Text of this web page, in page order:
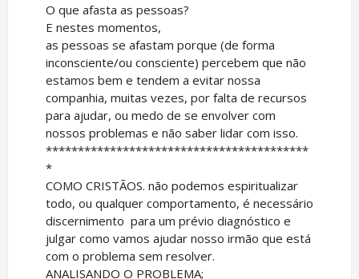
O que afasta as pessoas?
E nestes momentos,
as pessoas se afastam porque (de forma
inconsciente/ou consciente) percebem que não
estamos bem e tendem a evitar nossa
companhia, muitas vezes, por falta de recursos
para ajudar, ou medo de se envolver com
nossos problemas e não saber lidar com isso.
*****************************************
*
COMO CRISTÃOS. não podemos espiritualizar
todo, ou qualquer comportamento, é necessário
discernimento para um prévio diagnóstico e
julgar como vamos ajudar nosso irmão que está
com o problema sem resolver.
ANALISANDO O PROBLEMA;